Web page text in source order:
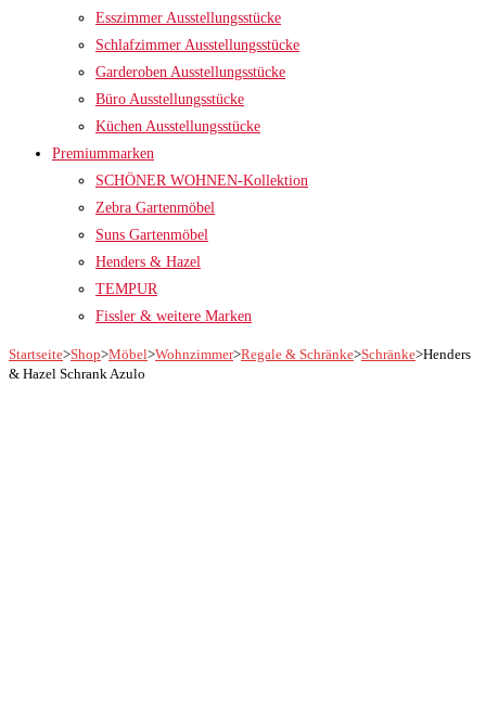
Esszimmer Ausstellungsstücke
Schlafzimmer Ausstellungsstücke
Garderoben Ausstellungsstücke
Büro Ausstellungsstücke
Küchen Ausstellungsstücke
Premiummarken
SCHÖNER WOHNEN-Kollektion
Zebra Gartenmöbel
Suns Gartenmöbel
Henders & Hazel
TEMPUR
Fissler & weitere Marken
Startseite>Shop>Möbel>Wohnzimmer>Regale & Schränke>Schränke>Henders
& Hazel Schrank Azulo